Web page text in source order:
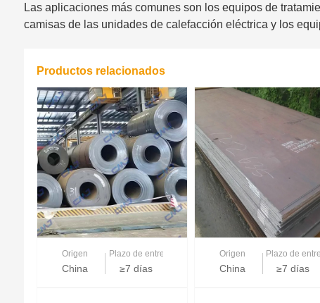
Las aplicaciones más comunes son los equipos de
camisas de las unidades de calefacción eléctrica y los
Productos relacionados
Origen
China
Plazo de entrega
≥7 días
Origen
China
Plazo de
≥7 días